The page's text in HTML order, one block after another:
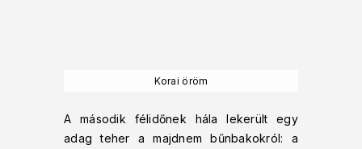
Korai öröm
A második félidőnek hála lekerült egy
adag teher a majdnem bűnbakokról: a